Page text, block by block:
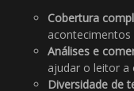
Cobertura
Análises e
ajudar o leitor a
Diversidade de